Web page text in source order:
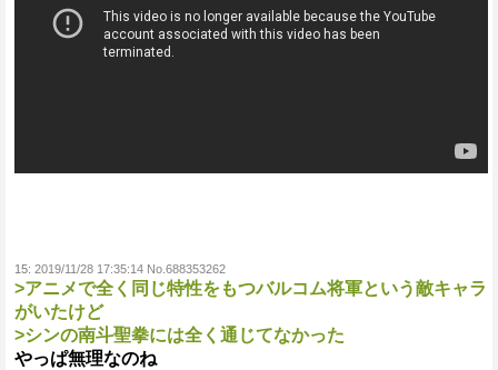
15: 2019/11/28 17:35:14 No.688353262
>アニメで全く同じ特性をもつバルコム将軍という敵キャラ
がいたけど
>シンの南斗聖拳には全く通じてなかった
やっぱ無理なのね